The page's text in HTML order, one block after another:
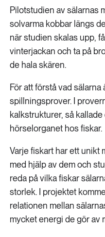
Pilotstudien av sälarnas
solvarma kobbar längs
när studien skalas upp,
vinterjackan och ta på
de hala skären.
För att förstå vad sälarna
spillningsprover. I
kalkstrukturer, så
hörselorganet hos fiskar.
Varje fiskart har ett unikt
med hjälp av dem och
reda på vilka fiskar
storlek. I projektet
relationen mellan
mycket energi de gör av